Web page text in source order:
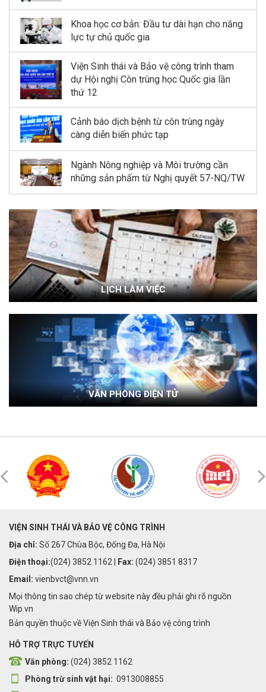
Khoa học cơ bản: Đầu tư dài hạn cho năng
lực tự chủ quốc gia
Viện Sinh thái và Bảo vệ công trình tham
dự Hội nghị Côn trùng học Quốc gia lần
thứ 12
Cảnh báo dịch bệnh từ côn trùng ngày
càng diễn biến phức tạp
Ngành Nông nghiệp và Môi trường cần
những sản phẩm từ Nghị quyết 57-NQ/TW
LỊCH LÀM VIỆC
VĂN PHÒNG ĐIỆN TỬ
VIỆN SINH THÁI VÀ BẢO VỆ CÔNG TRÌNH
Địa chỉ: Số 267 Chùa Bộc, Đống Đa, Hà Nội
Điện thoại:(024) 3852 1162 | Fax: (024) 3851 8317
Email: vienbvct@vnn.vn
Mọi thông tin sao chép từ website này đều phải ghi rõ nguồn
Wip.vn
Bản quyền thuộc về Viện Sinh thái và Bảo vệ công trình
HỖ TRỢ TRỰC TUYẾN
Văn phòng: (024) 3852 1162
Phòng trừ sinh vật hại: 0913008855